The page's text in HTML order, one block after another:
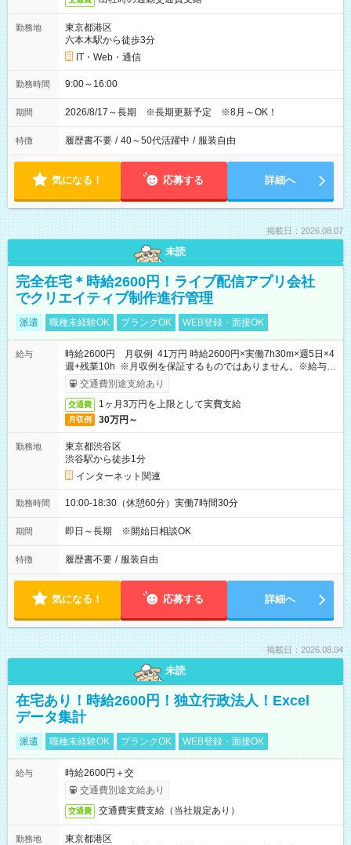
勤務地
東京都港区
六本木駅から徒歩3分
IT・Web・通信
勤務時間 9:00～16:00
期間 2026/8/17～長期 ※長期更新予定 ※8月～OK！
特徴 履歴書不要 / 40～50代活躍中 / 服装自由
気になる！ 応募する 詳細へ
掲載日：2026.08.07
未読
完全在宅＊時給2600円！ライブ配信アプリ会社
でクリエイティブ制作進行管理
派遣 職種未経験OK ブランクOK WEB登録・面接OK
給与
時給2600円 月収例 41万円 時給2600円×実働7h30m×週5日×4
週+残業10h ※月収例を保証するものではありません。※給与即
受取りサービス利用可（利用条件有）
交通費別途支給あり
交通費 1ヶ月3万円を上限として実費支給
月収例 30万円～
勤務地
東京都渋谷区
渋谷駅から徒歩1分
インターネット関連
勤務時間 10:00-18:30（休憩60分）実働7時間30分
期間 即日～長期 ※開始日相談OK
特徴 履歴書不要 / 服装自由
気になる！ 応募する 詳細へ
掲載日：2026.08.04
未読
在宅あり！時給2600円！独立行政法人！Excel
データ集計
派遣 職種未経験OK ブランクOK WEB登録・面接OK
給与
時給2600円＋交
交通費別途支給あり
交通費 交通費実費支給（当社規定あり）
勤務地
東京都港区